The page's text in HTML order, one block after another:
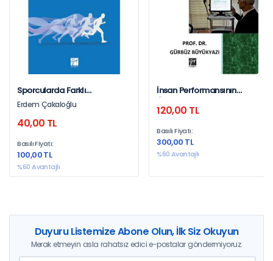
Sporcularda Farklı
Şiddetlerdeki Aerobik
Egzersizin Bozucu Etkiye
Direnç Ve Çalışma Belleği
Erdem Çakaloğlu
40,00 TL
Basılı Fiyatı:
100,00 TL
%60 Avantajlı
İnsan Performansının
Ölçülmesi Ve
Değerlendirilmesi
120,00 TL
Basılı Fiyatı:
300,00 TL
%60 Avantajlı
Duyuru Listemize Abone Olun, İlk Siz Okuyun
Merak etmeyin asla rahatsız edici e-postalar göndermiyoruz.